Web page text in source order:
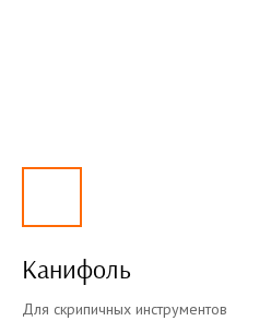
Канифоль
Для скрипичных инструментов